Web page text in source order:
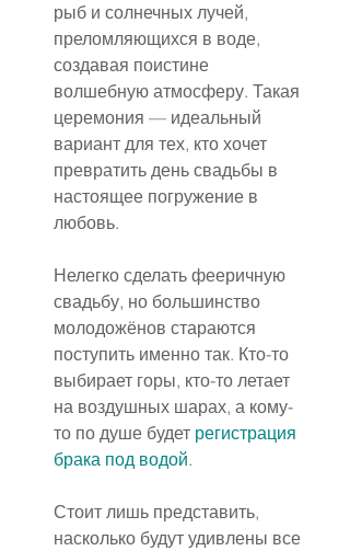
рыб и солнечных лучей,
преломляющихся в воде,
создавая поистине
волшебную атмосферу. Такая
церемония — идеальный
вариант для тех, кто хочет
превратить день свадьбы в
настоящее погружение в
любовь.
Нелегко сделать фееричную
свадьбу, но большинство
молодожёнов стараются
поступить именно так. Кто-то
выбирает горы, кто-то летает
на воздушных шарах, а кому-
то по душе будет регистрация
брака под водой.
Стоит лишь представить,
насколько будут удивлены все